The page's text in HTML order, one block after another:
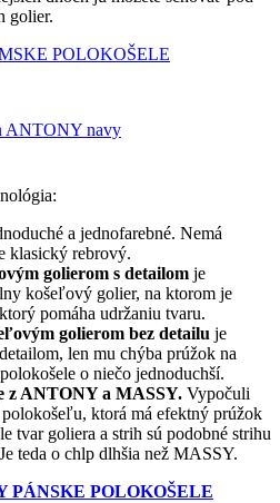
golier.
POLOKOŠELE
a jednofarebné. Nemá
klasický rebrový.
golierom s detailom je
košeľový golier, na ktorom je
pomáha udržaniu tvaru.
golierom bez detailu je
len mu chýba prúžok na
o niečo jednoduchší.
z ANTONY a MASSY. Vypočuli
polokošeľu, ktorá má efektný prúžok
tvar goliera a strih sú podobné strihu
teda o chlp dlhšia než MASSY.
PÁNSKE POLOKOŠELE